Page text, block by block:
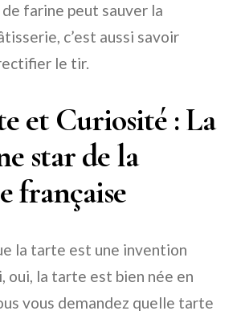
de farine peut sauver la
c’est aussi savoir
le tir.
et Curiosité : La
star de la
française
la tarte est une invention
oui, la tarte est bien née en
vous demandez quelle tarte